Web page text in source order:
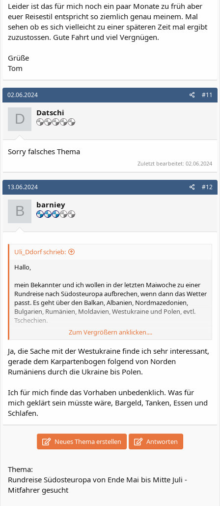
Leider ist das für mich noch ein paar Monate zu früh aber
euer Reisestil entspricht so ziemlich genau meinem. Mal
sehen ob es sich vielleicht zu einer späteren Zeit mal ergibt
zuzustossen. Gute Fahrt und viel Vergnügen.
Grüße
Tom
02.06.2024 #11
D Datschi
Sorry falsches Thema
Zuletzt bearbeitet: 02.06.2024
13.06.2024 #12
B barniey
Uli_Ddorf schrieb:
Hallo,
mein Bekannter und ich wollen in der letzten Maiwoche zu einer
Rundreise nach Südosteuropa aufbrechen, wenn dann das Wetter
passt. Es geht über den Balkan, Albanien, Nordmazedonien,
Bulgarien, Rumänien, Moldavien, Westukraine und Polen, evtl.
Tschechien.
Zum Vergrößern anklicken....
Ja, die Sache mit der Westukraine finde ich sehr interessant,
gerade dem Karpartenbogen folgend von Norden
Rumäniens durch die Ukraine bis Polen.
Ich für mich finde das Vorhaben unbedenklich. Was für
mich geklärt sein müsste wäre, Bargeld, Tanken, Essen und
Schlafen.
Neues Thema erstellen Antworten
Thema:
Rundreise Südosteuropa von Ende Mai bis Mitte Juli -
Mitfahrer gesucht